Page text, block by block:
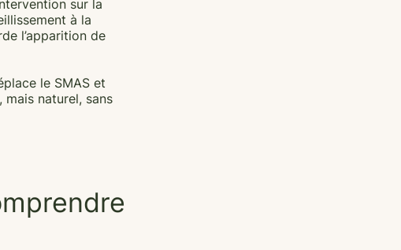
sur la
à la
l’apparition de
le SMAS et
naturel, sans